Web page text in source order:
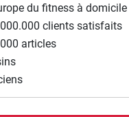
du fitness à domicile
clients satisfaits
articles